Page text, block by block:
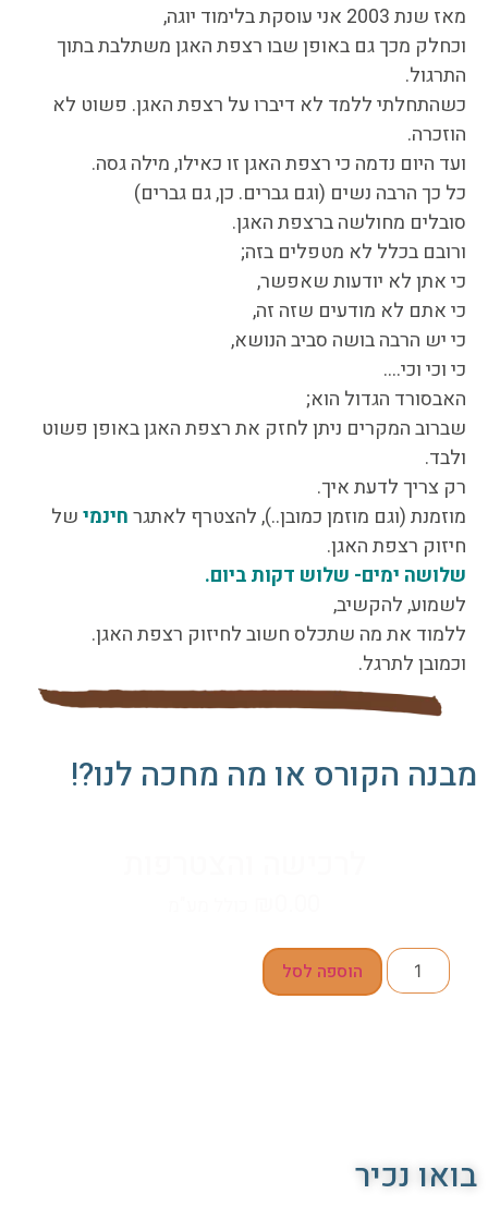
מאז שנת 2003 אני עוסקת בלימוד יוגה,
וכחלק מכך גם באופן שבו רצפת האגן משתלבת בתוך
התרגול.
כשהתחלתי ללמד לא דיברו על רצפת האגן. פשוט לא
הוזכרה.
ועד היום נדמה כי רצפת האגן זו כאילו, מילה גסה.
כל כך הרבה נשים (וגם גברים. כן, גם גברים)
סובלים מחולשה ברצפת האגן.
ורובם בכלל לא מטפלים בזה;
כי אתן לא יודעות שאפשר,
כי אתם לא מודעים שזה זה,
כי יש הרבה בושה סביב הנושא,
כי וכי וכי….
האבסורד הגדול הוא;
שברוב המקרים ניתן לחזק את רצפת האגן באופן פשוט
ולבד.
רק צריך לדעת איך.
מוזמנת (וגם מוזמן כמובן..), להצטרף לאתגרחינמישל
חיזוק רצפת האגן.
שלושה ימים- שלוש דקות ביום.
לשמוע, להקשיב,
ללמוד את מה שתכלס חשוב לחיזוק רצפת האגן.
וכמובן לתרגל.
מבנה הקורס או מה מחכה לנו?!
הוספה לסל
בואו נכיר